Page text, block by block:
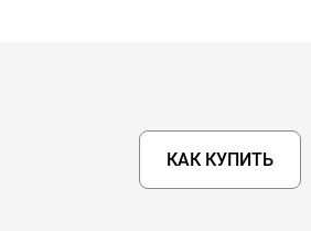
КАК КУПИТЬ